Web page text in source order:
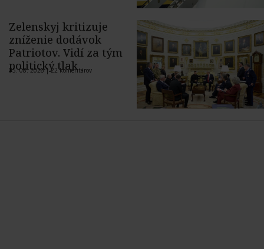
Zelenskyj kritizuje
zníženie dodávok
Patriotov. Vidí za tým
politický tlak
05. 08. 2026 |22 komentárov